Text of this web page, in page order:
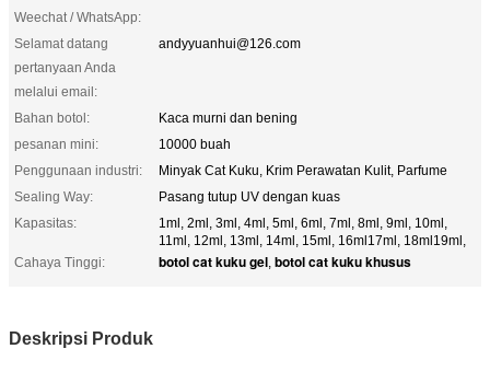
Weechat / WhatsApp:
Selamat datang
pertanyaan Anda
melalui email:
andyyuanhui@126.com
Bahan botol:
Kaca murni dan bening
pesanan mini:
10000 buah
Penggunaan industri:
Minyak Cat Kuku, Krim Perawatan Kulit, Parfume
Sealing Way:
Pasang tutup UV dengan kuas
Kapasitas:
1ml, 2ml, 3ml, 4ml, 5ml, 6ml, 7ml, 8ml, 9ml, 10ml,
11ml, 12ml, 13ml, 14ml, 15ml, 16ml17ml, 18ml19ml,
Cahaya Tinggi:
botol cat kuku gel, botol cat kuku khusus
Deskripsi Produk